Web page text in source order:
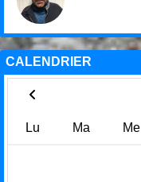
CALENDRIER
Lu Ma Me